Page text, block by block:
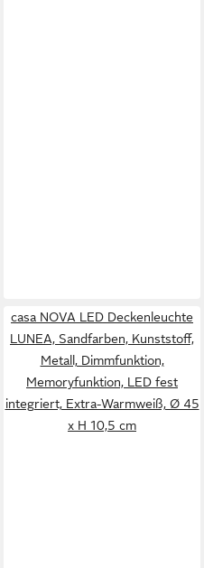
casa NOVA LED Deckenleuchte
LUNEA, Sandfarben, Kunststoff,
Metall, Dimmfunktion,
Memoryfunktion, LED fest
integriert, Extra-Warmweiß, Ø 45
x H 10,5 cm